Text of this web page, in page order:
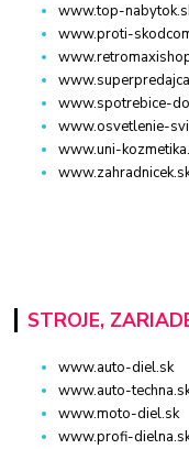
www.top-
www.proti-
www.spotrebice-
www.osvetlenie-
www.uni-
STROJE,
www.auto-diel.sk
www.auto-
www.moto-diel.sk
www.profi-